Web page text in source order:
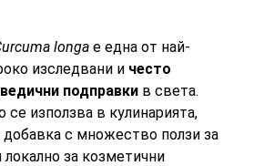
longa е една от най-
изследвани и често
подправки в света.
се използва в кулинарията,
добавка с множество ползи за
за козметични